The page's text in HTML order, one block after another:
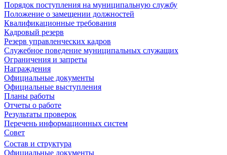
Порядок поступления на муниципальную службу
Положение о замещении должностей
Квалификационные требования
Кадровый резерв
Резерв управленческих кадров
Служебное поведение муниципальных служащих
Ограничения и запреты
Награждения
Официальные документы
Официальные выступления
Планы работы
Отчеты о работе
Результаты проверок
Перечень информационных систем
Совет
Состав и структура
Официальные документы